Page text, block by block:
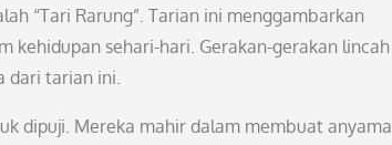
“Tari Rarung”. Tarian ini menggambarkan
kehidupan sehari-hari. Gerakan-gerakan
dari tarian ini.
dipuji. Mereka mahir dalam membuat